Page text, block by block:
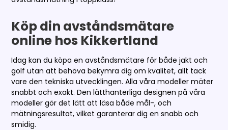
Köp din avståndsmätare
online hos Kikkertland
Idag kan du köpa en avståndsmätare för både jakt och
golf utan att behöva bekymra dig om kvalitet, allt tack
vare den tekniska utvecklingen. Alla våra modeller mäter
snabbt och exakt. Den lätthanterliga designen på våra
modeller gör det lätt att läsa både mål-, och
mätningsresultat, vilket garanterar dig en snabb och
smidig.